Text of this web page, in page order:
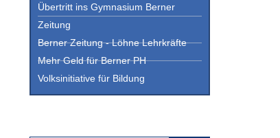
Übertritt ins Gymnasium Berner
Zeitung
Berner Zeitung - Löhne Lehrkräfte
Mehr Geld für Berner PH
Volksinitiative für Bildung